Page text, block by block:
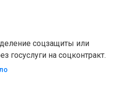
соцзащиты или
госуслуги на соцконтракт.